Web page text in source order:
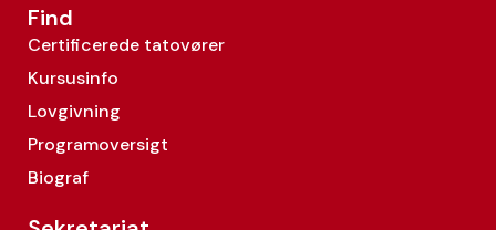
Find
Certificerede tatovører
Kursusinfo
Lovgivning
Programoversigt
Biograf